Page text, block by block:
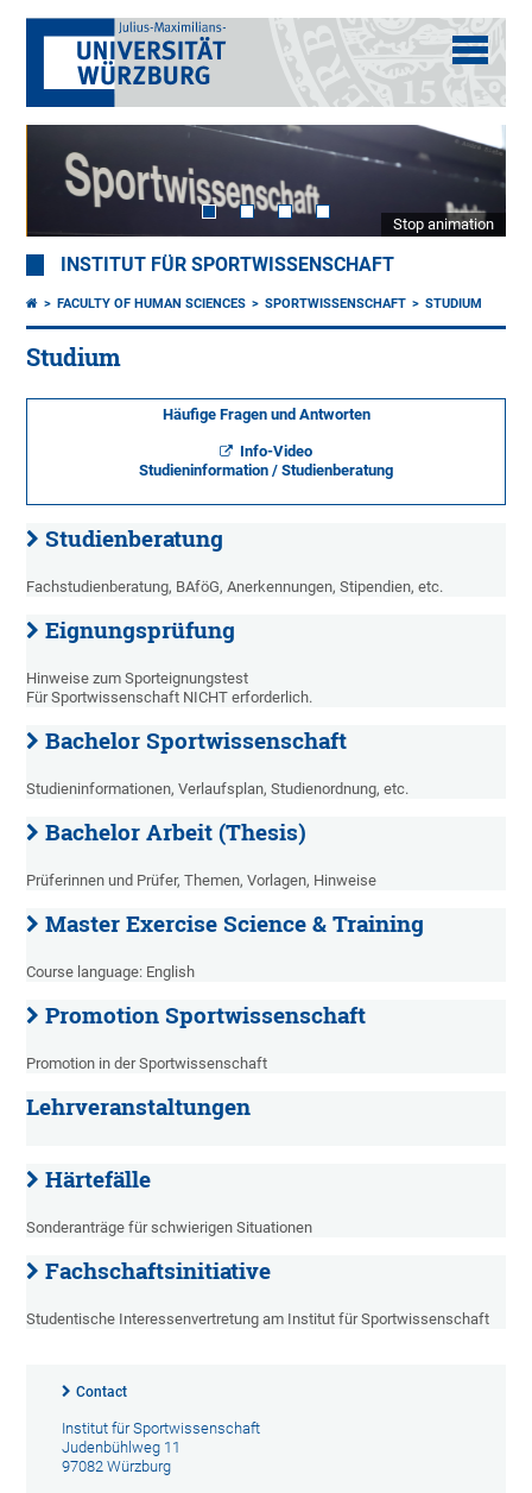
Stop animation
INSTITUT FÜR SPORTWISSENSCHAFT
FACULTY OF HUMAN SCIENCES SPORTWISSENSCHAFT STUDIUM
Studium
Häufige Fragen und Antworten
Info-Video
Studieninformation / Studienberatung
Studienberatung
Fachstudienberatung, BAföG, Anerkennungen, Stipendien, etc.
Eignungsprüfung
Hinweise zum Sporteignungstest
Für Sportwissenschaft NICHT erforderlich.
Bachelor Sportwissenschaft
Studieninformationen, Verlaufsplan, Studienordnung, etc.
Bachelor Arbeit (Thesis)
Prüferinnen und Prüfer, Themen, Vorlagen, Hinweise
Master Exercise Science & Training
Course language: English
Promotion Sportwissenschaft
Promotion in der Sportwissenschaft
Lehrveranstaltungen
Härtefälle
Sonderanträge für schwierigen Situationen
Fachschaftsinitiative
Studentische Interessenvertretung am Institut für Sportwissenschaft
Contact
Institut für Sportwissenschaft
Judenbühlweg 11
97082 Würzburg